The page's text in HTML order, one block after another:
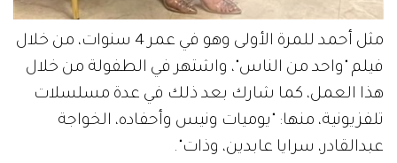
مثل أحمد للمرة الأولى وهو في عمر 4 سنوات، من خلال
فيلم "واحد من الناس"، واشتهر في الطفولة من خلال
هذا العمل، كما شارك بعد ذلك في عدة مسلسلات
تلفزيونية، منها: "يوميات ونيس وأحفاده، الخواجة
عبدالقادر، سرايا عابدين، وذات".